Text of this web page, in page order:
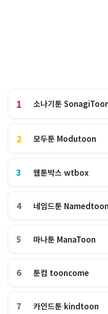
1 소나기툰
2 모두툰 Modutoon
3 웹툰박스 wtbox
4 네임드툰 Namedtoon
5 마나툰 ManaToon
6 툰컴 tooncome
7 카인드툰 kindtoon